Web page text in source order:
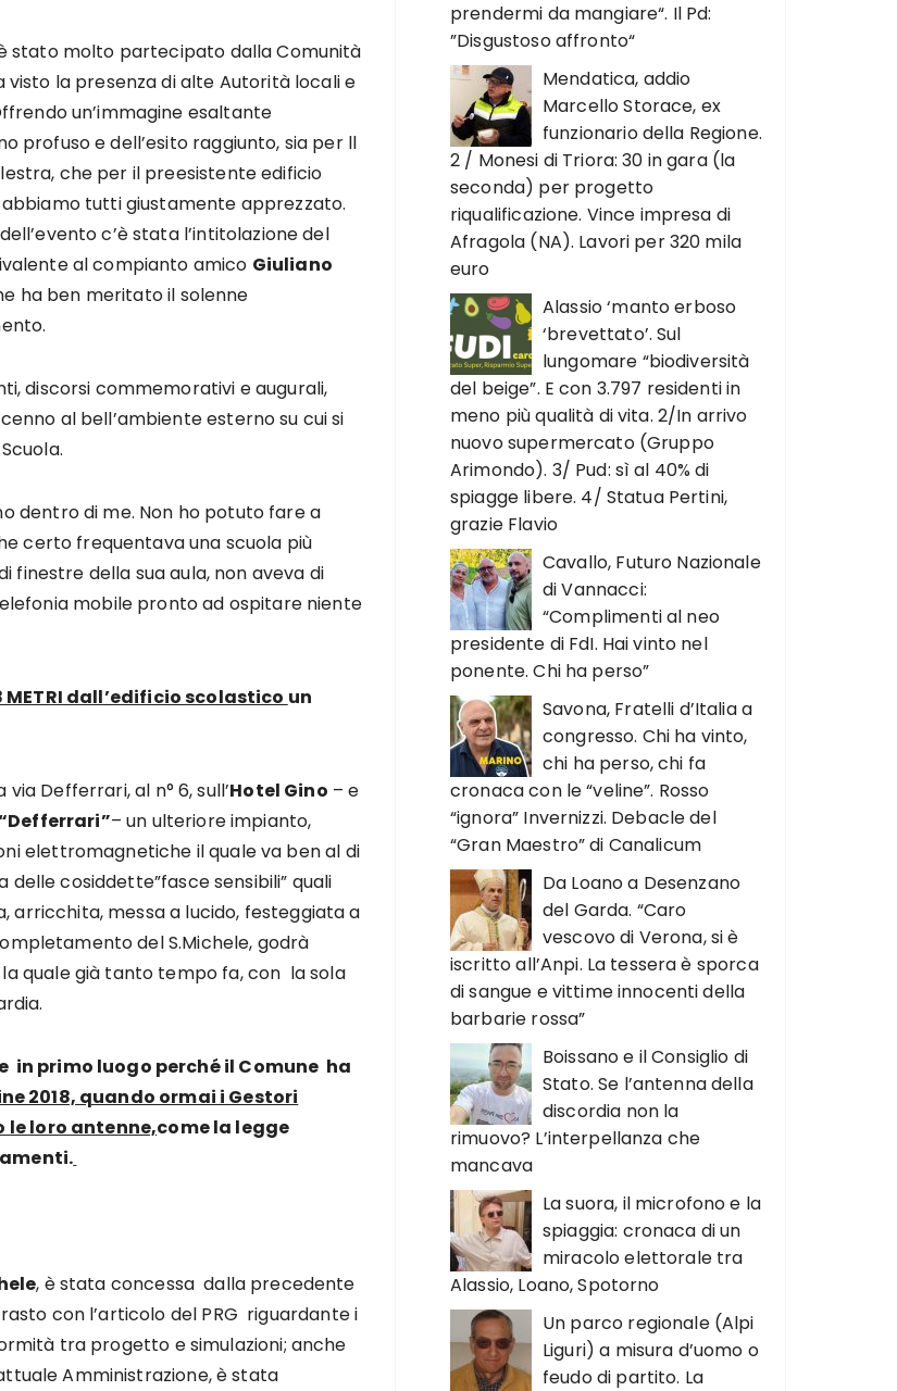
stato molto partecipato dalla Comunità
visto la presenza di alte Autorità locali e
un’immagine esaltante
profuso e dell’esito raggiunto, sia per ll
che per il preesistente edificio
tutti giustamente apprezzato.
c’è stata l’intitolazione del
al compianto amico Giuliano
ha ben meritato il solenne
discorsi commemorativi e augurali,
al bell’ambiente esterno su cui si
dentro di me. Non ho potuto fare a
certo frequentava una scuola più
finestre della sua aula, non aveva di
mobile pronto ad ospitare niente
METRI dall’edificio scolastico un
Defferrari, al n° 6, sull’Hotel Gino – e
– un ulteriore impianto,
elettromagnetiche il quale va ben al di
cosiddette”fasce sensibili” quali
arricchita, messa a lucido, festeggiata a
del S.Michele, godrà
quale già tanto tempo fa, con la sola
primo luogo perché il Comune ha
2018, quando ormai i Gestori
loro antenne,come la legge
, è stata concessa dalla precedente
con l’articolo del PRG riguardante i
tra progetto e simulazioni; anche
Amministrazione, è stata
prendermi da mangiare“. Il Pd:
”Disgustoso affronto“
Mendatica, addio
Marcello Storace, ex
funzionario della Regione.
2 / Monesi di Triora: 30 in gara (la
seconda) per progetto
riqualificazione. Vince impresa di
Afragola (NA). Lavori per 320 mila
euro
Alassio ‘manto erboso
‘brevettato’. Sul
lungomare “biodiversità
del beige”. E con 3.797 residenti in
meno più qualità di vita. 2/In arrivo
nuovo supermercato (Gruppo
Arimondo). 3/ Pud: sì al 40% di
spiagge libere. 4/ Statua Pertini,
grazie Flavio
Cavallo, Futuro Nazionale
di Vannacci:
“Complimenti al neo
presidente di FdI. Hai vinto nel
ponente. Chi ha perso”
Savona, Fratelli d’Italia a
congresso. Chi ha vinto,
chi ha perso, chi fa
cronaca con le “veline”. Rosso
“ignora” Invernizzi. Debacle del
“Gran Maestro” di Canalicum
Da Loano a Desenzano
del Garda. “Caro
vescovo di Verona, si è
iscritto all’Anpi. La tessera è sporca
di sangue e vittime innocenti della
barbarie rossa”
Boissano e il Consiglio di
Stato. Se l’antenna della
discordia non la
rimuovo? L’interpellanza che
mancava
La suora, il microfono e la
spiaggia: cronaca di un
miracolo elettorale tra
Alassio, Loano, Spotorno
Un parco regionale (Alpi
Liguri) a misura d’uomo o
feudo di partito. La